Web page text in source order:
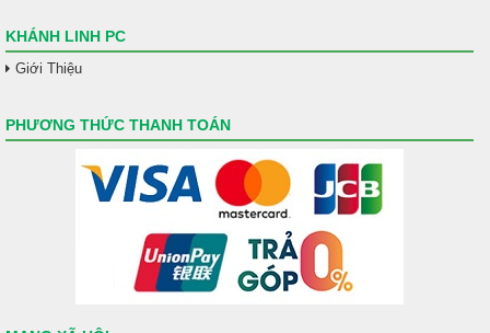
KHÁNH LINH PC
Giới Thiệu
PHƯƠNG THỨC THANH TOÁN